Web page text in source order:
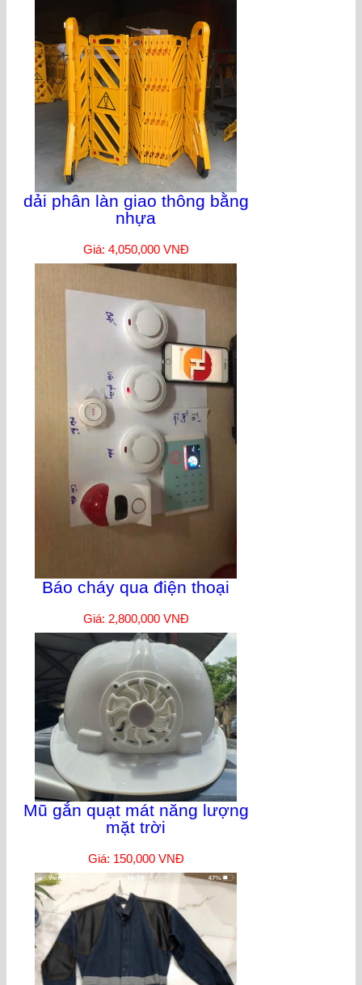
dải phân làn giao thông bằng
nhựa
Giá: 4,050,000 VNĐ
Báo cháy qua điện thoại
Giá: 2,800,000 VNĐ
Mũ gắn quạt mát năng lượng
mặt trời
Giá: 150,000 VNĐ